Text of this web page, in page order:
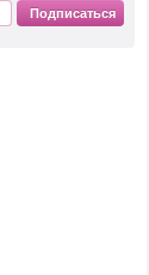
Подписаться